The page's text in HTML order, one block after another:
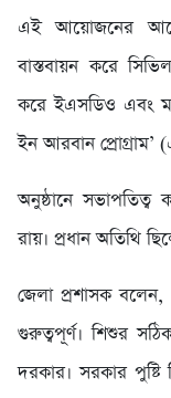
এই আয়োজনের
বাস্তবায়ন করে
করে ইএসডিও এবং
ইন আরবান প্রোগ্রাম’
অনুষ্ঠানে সভাপতিত্ব
রায়। প্রধান অতিথি
জেলা প্রশাসক বলেন,
গুরুত্বপূর্ণ। শিশুর
দরকার। সরকার